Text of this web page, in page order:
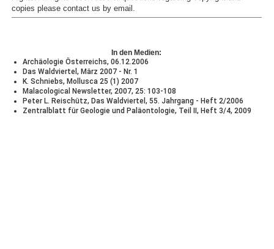
copies please contact us by email
In den Medien:
Archäologie Österreichs, 06.12.2006
Das Waldviertel, März 2007 - Nr. 1
K. Schniebs, Mollusca 25 (1) 2007
Malacological Newsletter, 2007, 25: 103-108
Peter L. Reischütz, Das Waldviertel, 55. Jahrgang - Heft 2/2006
Zentralblatt für Geologie und Paläontologie, Teil II, Heft 3/4, 2009